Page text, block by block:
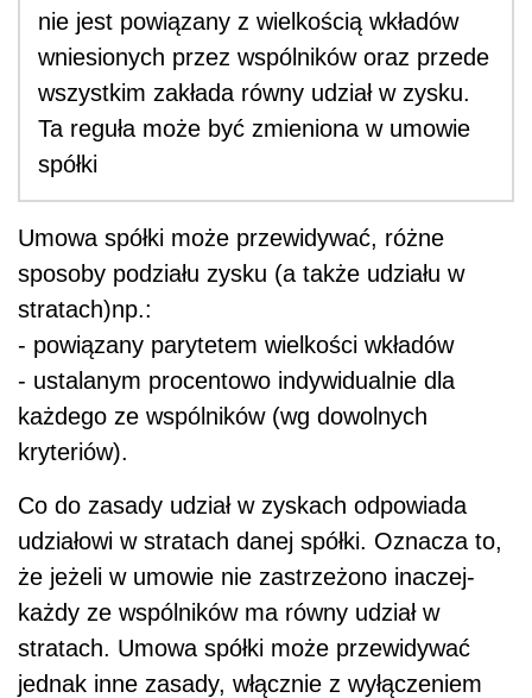
nie jest powiązany z wielkością wkładów
wniesionych przez wspólników oraz przede
wszystkim zakłada równy udział w zysku.
Ta reguła może być zmieniona w umowie
spółki
Umowa spółki może przewidywać, różne
sposoby podziału zysku (a także udziału w
stratach)np.:
- powiązany parytetem wielkości wkładów
- ustalanym procentowo indywidualnie dla
każdego ze wspólników (wg dowolnych
kryteriów).
Co do zasady udział w zyskach odpowiada
udziałowi w stratach danej spółki. Oznacza to,
że jeżeli w umowie nie zastrzeżono inaczej-
każdy ze wspólników ma równy udział w
stratach. Umowa spółki może przewidywać
jednak inne zasady, włącznie z wyłączeniem